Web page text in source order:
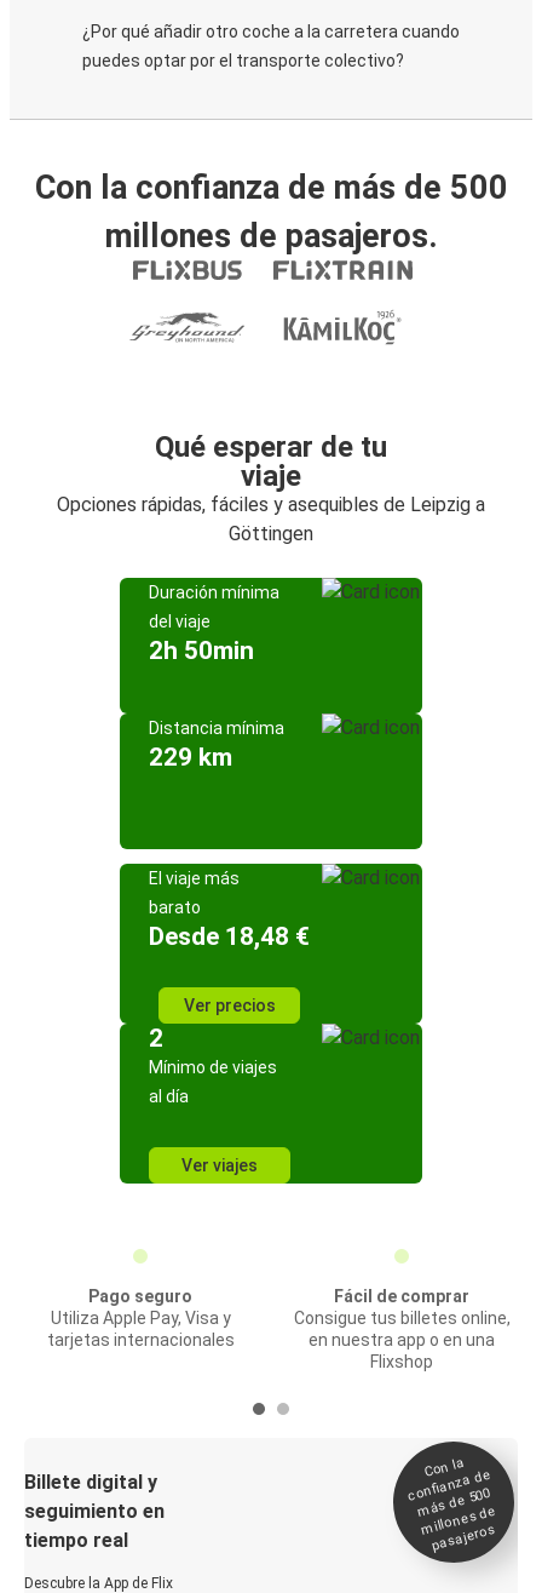
¿Por qué añadir otro coche a la carretera cuando
puedes optar por el transporte colectivo?
Con la confianza de más de 500
millones de pasajeros.
Qué esperar de tu
viaje
Opciones rápidas, fáciles y asequibles de Leipzig a
Göttingen
Duración mínima
del viaje
2h 50min
Distancia mínima
229 km
El viaje más
barato
Desde 18,48 €
Ver precios
2
Mínimo de viajes
al día
Ver viajes
Pago seguro
Utiliza Apple Pay, Visa y
tarjetas internacionales
Fácil de comprar
Consigue tus billetes online,
en nuestra app o en una
Flixshop
Billete digital y
seguimiento en
tiempo real
Descubre la App de Flix
Con la
confianza de
más de 500
millones de
pasajeros